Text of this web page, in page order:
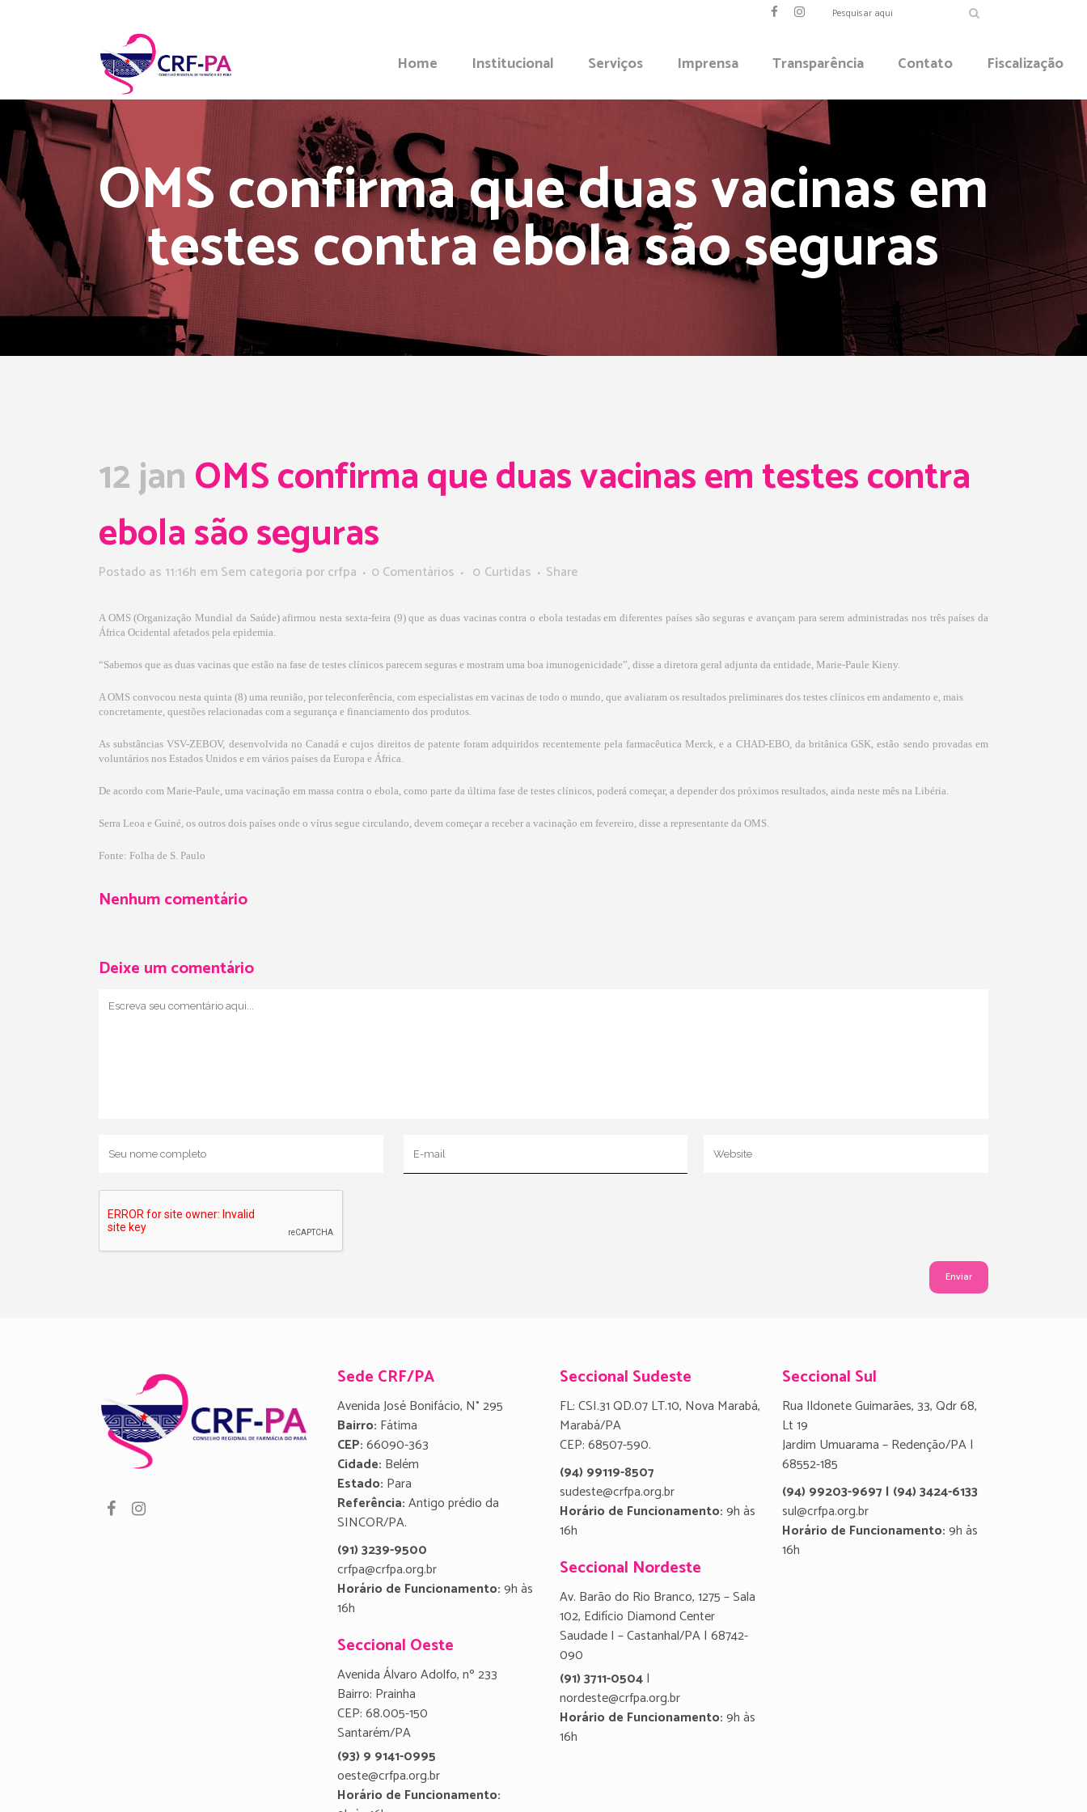
Home Institucional Serviços Imprensa Transparência Contato Fiscalização
OMS confirma que duas vacinas em
testes contra ebola são seguras
12 janOMS confirma que duas vacinas em testes contra
ebola são seguras
Postado as 11:16h em Sem categoria porcrfpa 0 Comentários 0 Curtidas Share
A OMS (Organização Mundial da Saúde) afirmou nesta sexta-feira (9) que as duas vacinas contra o ebola testadas em diferentes países são seguras e avançam para serem administradas nos três países da
África Ocidental afetados pela epidemia.
“Sabemos que as duas vacinas que estão na fase de testes clínicos parecem seguras e mostram uma boa imunogenicidade”, disse a diretora geral adjunta da entidade, Marie-Paule Kieny.
A OMS convocou nesta quinta (8) uma reunião, por teleconferência, com especialistas em vacinas de todo o mundo, que avaliaram os resultados preliminares dos testes clínicos em andamento e, mais
concretamente, questões relacionadas com a segurança e financiamento dos produtos.
As substâncias VSV-ZEBOV, desenvolvida no Canadá e cujos direitos de patente foram adquiridos recentemente pela farmacêutica Merck, e a CHAD-EBO, da britânica GSK, estão sendo provadas em
voluntários nos Estados Unidos e em vários países da Europa e África.
De acordo com Marie-Paule, uma vacinação em massa contra o ebola, como parte da última fase de testes clínicos, poderá começar, a depender dos próximos resultados, ainda neste mês na Libéria.
Serra Leoa e Guiné, os outros dois países onde o vírus segue circulando, devem começar a receber a vacinação em fevereiro, disse a representante da OMS.
Fonte: Folha de S. Paulo
Nenhum comentário
Deixe um comentário
Sede CRF/PA
Avenida José Bonifácio, N° 295
Bairro: Fátima
CEP:66090-363
Cidade: Belém
Estado: Para
Referência:Antigo prédio da
SINCOR/PA.
(91) 3239-9500
crfpa@crfpa.org.br
Horário de Funcionamento:9h às
16h
Seccional Oeste
Avenida Álvaro Adolfo, nº 233
Bairro: Prainha
CEP: 68.005-150
Santarém/PA
(93) 9 9141-0995
oeste@crfpa.org.br
Horário de Funcionamento:
Seccional Sudeste
FL: CSI.31 QD.07 LT.10, Nova Marabá,
Marabá/PA
CEP: 68507-590.
(94) 99119-8507
sudeste@crfpa.org.br
Horário de Funcionamento:9h às
16h
Seccional Nordeste
Av. Barão do Rio Branco, 1275 – Sala
102, Edifício Diamond Center
Saudade I – Castanhal/PA | 68742-
090
(91) 3711-0504|
nordeste@crfpa.org.br
Horário de Funcionamento:9h às
16h
Seccional Sul
Rua Ildonete Guimarães, 33, Qdr 68,
Lt 19
Jardim Umuarama – Redenção/PA |
68552-185
(94) 99203-9697 | (94) 3424-6133
sul@crfpa.org.br
Horário de Funcionamento:9h às
16h